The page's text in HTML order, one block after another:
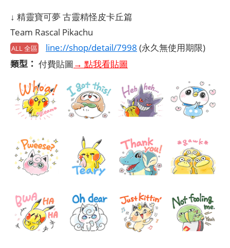
↓ 精靈寶可夢 古靈精怪皮卡丘篇
Team Rascal Pikachu
ALL 全區 line://shop/detail/7998 (永久無使用期限)
類型： 付費貼圖→ 點我看貼圖